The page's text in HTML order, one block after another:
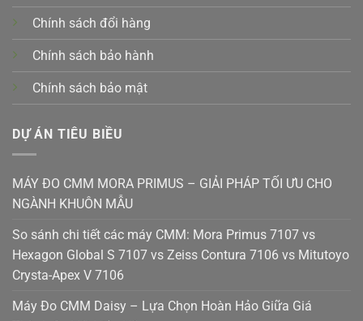
Chính sách đổi hàng
Chính sách bảo hành
Chính sách bảo mật
DỰ ÁN TIÊU BIỀU
MÁY ĐO CMM MORA PRIMUS – GIẢI PHÁP TỐI ƯU CHO
NGÀNH KHUÔN MẪU
So sánh chi tiết các máy CMM: Mora Primus 7107 vs
Hexagon Global S 7107 vs Zeiss Contura 7106 vs Mitutoyo
Crysta-Apex V 7106
Máy Đo CMM Daisy – Lựa Chọn Hoàn Hảo Giữa Giá